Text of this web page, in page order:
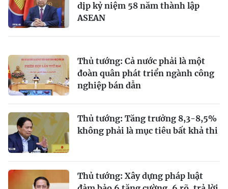
dịp kỷ niệm 58 năm thành lập
ASEAN
Thủ tướng: Cả nước phải là một
đoàn quân phát triển ngành công
nghiệp bán dẫn
Thủ tướng: Tăng trưởng 8,3-8,5%
không phải là mục tiêu bất khả thi
Thủ tướng: Xây dựng pháp luật